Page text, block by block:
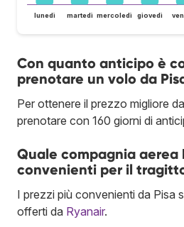
lunedì
martedì mercoledì giovedì
Con quanto anticipo è
prenotare un volo da
Per ottenere il prezzo migliore
prenotare con 160 giorni di
Quale compagnia aerea
convenienti per il
I prezzi più convenienti da Pisa
offerti da Ryanair.